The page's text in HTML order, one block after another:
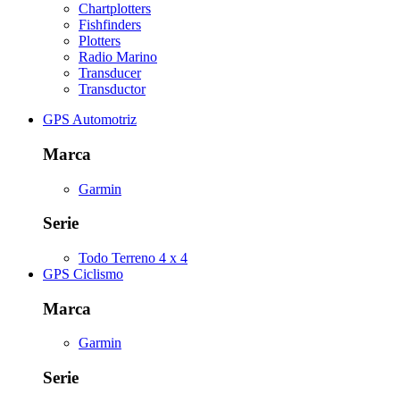
Chartplotters
Fishfinders
Plotters
Radio Marino
Transducer
Transductor
GPS Automotriz
Marca
Garmin
Serie
Todo Terreno 4 x 4
GPS Ciclismo
Marca
Garmin
Serie